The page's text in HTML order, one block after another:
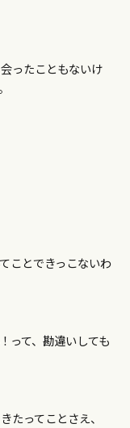
ったこともないけ
ことできっこないわ
って、勘違いしても
たってことさえ、